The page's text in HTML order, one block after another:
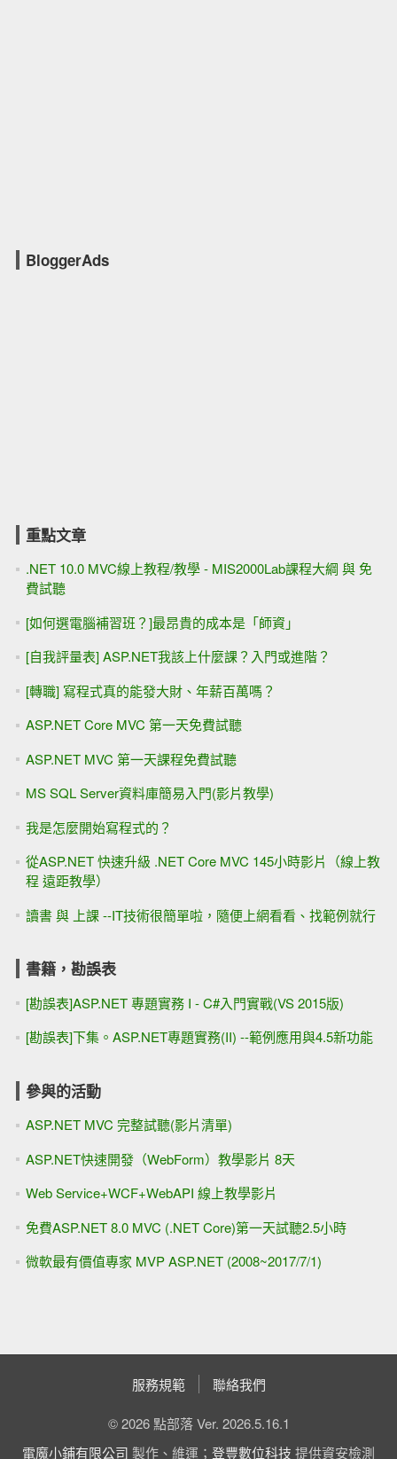
BloggerAds
重點文章
.NET 10.0 MVC線上教程/教學 - MIS2000Lab課程大綱 與 免
費試聽
[如何選電腦補習班？]最昂貴的成本是「師資」
[自我評量表] ASP.NET我該上什麼課？入門或進階？
[轉職] 寫程式真的能發大財、年薪百萬嗎？
ASP.NET Core MVC 第一天免費試聽
ASP.NET MVC 第一天課程免費試聽
MS SQL Server資料庫簡易入門(影片教學)
我是怎麼開始寫程式的？
從ASP.NET 快速升級 .NET Core MVC 145小時影片（線上教
程 遠距教學）
讀書 與 上課 --IT技術很簡單啦，隨便上網看看、找範例就行
書籍，勘誤表
[勘誤表]ASP.NET 專題實務 I - C#入門實戰(VS 2015版)
[勘誤表]下集。ASP.NET專題實務(II) --範例應用與4.5新功能
參與的活動
ASP.NET MVC 完整試聽(影片清單)
ASP.NET快速開發（WebForm）教學影片 8天
Web Service+WCF+WebAPI 線上教學影片
免費ASP.NET 8.0 MVC (.NET Core)第一天試聽2.5小時
微軟最有價值專家 MVP ASP.NET (2008~2017/7/1)
服務規範 聯絡我們
© 2026 點部落 Ver. 2026.5.16.1
電魔小鋪有限公司 製作、維運； 登豐數位科技 提供資安檢測